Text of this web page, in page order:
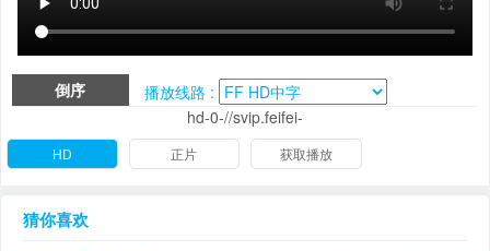
倒序
播放线路 :
hd-0-//svip.feifei-
HD 正片 获取播放
猜你喜欢